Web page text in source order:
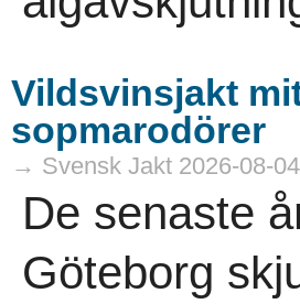
Vildsvinsjakt
sopmarodörer
→ Svensk Jakt 2026-08-
De senaste
Göteborg